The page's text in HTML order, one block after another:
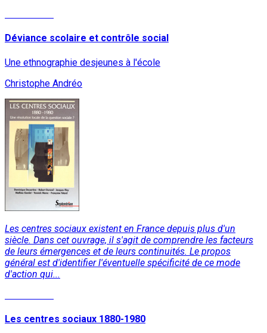
Déviance scolaire et contrôle social
Une ethnographie desjeunes à l'école
Christophe Andréo
Les centres sociaux existent en France depuis plus d'un
siècle. Dans cet ouvrage, il s'agit de comprendre les facteurs
de leurs émergences et de leurs continuités. Le propos
général est d'identifier l'éventuelle spécificité de ce mode
d'action qui...
Les centres sociaux 1880-1980